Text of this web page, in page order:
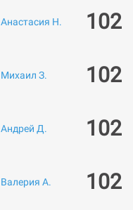
Анастасия Н. 102
Михаил З. 102
Андрей Д. 102
Валерия А. 102